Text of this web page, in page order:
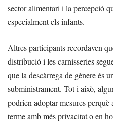
sector alimentari i la percepció
especialment els infants.
Altres participants recordaven
distribució i les carnisseries
que la descàrrega de gènere és
subministrament. Tot i això,
podrien adoptar mesures perquè
terme amb més privacitat o en